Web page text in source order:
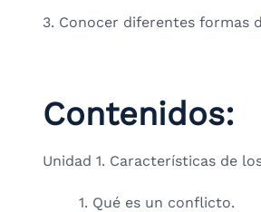
3. Conocer diferentes formas
Contenidos:
Unidad 1. Características de
1. Qué es un conflicto.